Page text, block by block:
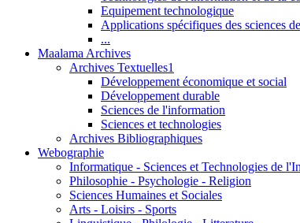
Equipement technologique
Applications spécifiques des sciences
...
Maalama Archives
Archives Textuelles1
Développement économique et social
Développement durable
Sciences de l'information
Sciences et technologies
Archives Bibliographiques
Webographie
Informatique - Sciences et Technologies de
Philosophie - Psychologie - Religion
Sciences Humaines et Sociales
Arts - Loisirs - Sports